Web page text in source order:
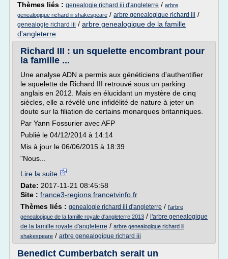
Thèmes liés : genealogie richard iii d'angleterre / arbre
genealogique richard iii shakespeare / arbre genealogique richard iii /
genealogie richard iii / arbre genealogique de la famille
d'angleterre
Richard III : un squelette encombrant pour
la famille ...
Une analyse ADN a permis aux généticiens d'authentifier
le squelette de Richard III retrouvé sous un parking
anglais en 2012. Mais en élucidant un mystère de cinq
siècles, elle a révélé une infidélité de nature à jeter un
doute sur la filiation de certains monarques britanniques.
Par Yann Fossurier avec AFP
Publié le 04/12/2014 à 14:14
Mis à jour le 06/06/2015 à 18:39
"Nous...
Lire la suite
Date: 2017-11-21 08:45:58
Site : france3-regions.francetvinfo.fr
Thèmes liés : genealogie richard iii d'angleterre / l'arbre
genealogique de la famille royale d'angleterre 2013 / l'arbre genealogique
de la famille royale d'angleterre / arbre genealogique richard iii
shakespeare / arbre genealogique richard iii
Benedict Cumberbatch serait un